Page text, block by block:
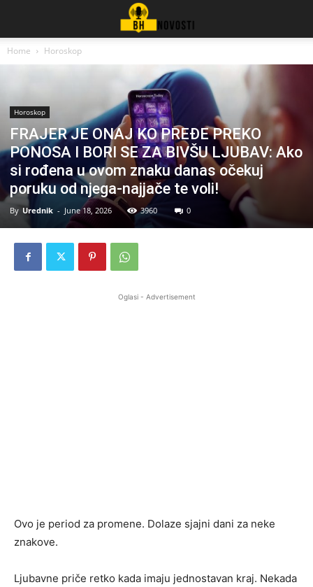
Home Horoskop
Horoskop
FRAJER JE ONAJ KO PREĐE PREKO
PONOSA I BORI SE ZA BIVŠU LJUBAV: Ako
si rođena u ovom znaku danas očekuj
poruku od njega-najjače te voli!
By Urednik - June 18, 2026 3960 0
Oglasi - Advertisement
Ovo je period za promene. Dolaze sjajni dani za neke
znakove.
Ljubavne priče retko kada imaju jednostavan kraj. Nekada